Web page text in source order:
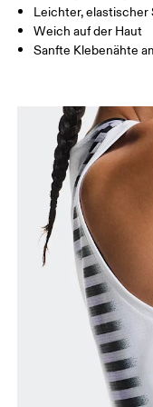
Leichter, elastischer
Weich auf der Haut
Sanfte Klebenähte